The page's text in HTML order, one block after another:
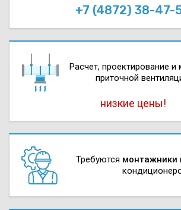
+7 (4872) 38-47-
Расчет, проектирова­ние и
приточной
низкие цены!
Требуются монтажники